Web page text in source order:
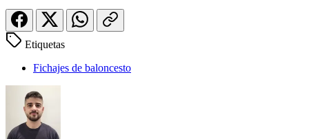
Etiquetas
Fichajes de baloncesto